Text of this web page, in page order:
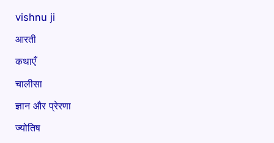
vishnu ji
आरती
कथाएँ
चालीसा
ज्ञान और प्रेरणा
ज्योतिष